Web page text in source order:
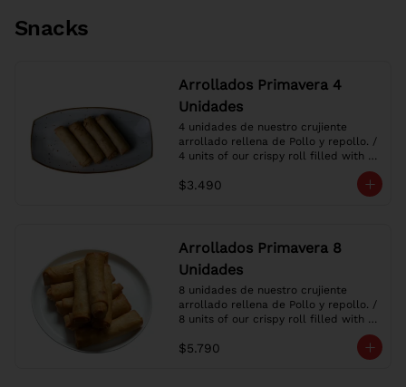
Snacks
Arrollados Primavera 4
Unidades
4 unidades de nuestro crujiente
arrollado rellena de Pollo y repollo. /
4 units of our crispy roll filled with
$3.490
Arrollados Primavera 8
Unidades
8 unidades de nuestro crujiente
arrollado rellena de Pollo y repollo. /
8 units of our crispy roll filled with
$5.790